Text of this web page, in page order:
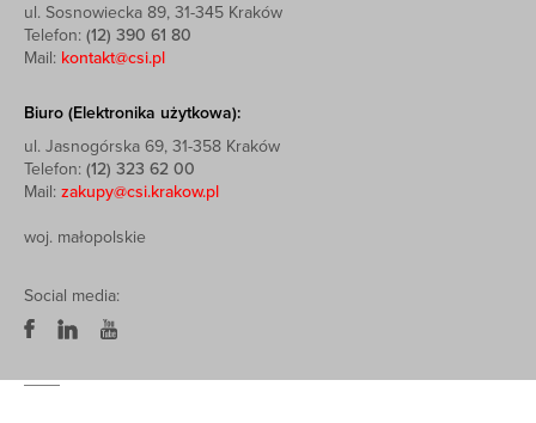
ul. Sosnowiecka 89, 31-345 Kraków
Telefon: (12) 390 61 80
Mail: kontakt@csi.pl
Biuro (Elektronika użytkowa):
ul. Jasnogórska 69, 31-358 Kraków
Telefon: (12) 323 62 00
Mail: zakupy@csi.krakow.pl
woj. małopolskie
Social media: